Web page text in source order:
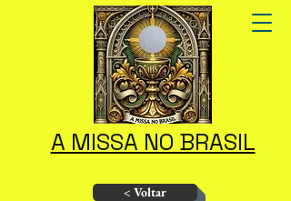
A MISSA NO BRASIL
< Voltar